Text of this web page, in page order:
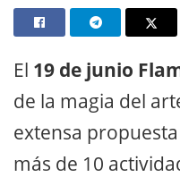
El 19 de junio
de la magia del
extensa
más de 10